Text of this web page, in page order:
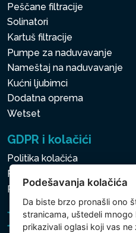
Peščane filtracije
Solinatori
Kartuš filtracije
Pumpe za naduvavanje
Nameštaj na naduvavanje
Kućni ljubimci
Dodatna oprema
Wetset
GDPR i kolačići
Politika kolačića
Politika zaštite ličnih i drugih
Podešavanja kolačića
Podešavanja kolačića
Da biste brzo pronašli ono
stranicama, uštedeli
prikazivali oglasi koji vas